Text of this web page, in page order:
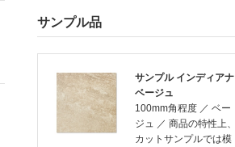
サンプル品
サンプル インディアナ
ベージュ
100mm角程度 ／ ベー
ジュ
／ 商品の特性上、
カットサンプルでは模